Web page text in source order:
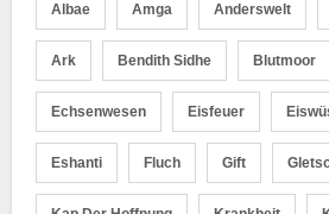
Albae Amga Anderswelt
Ark Bendith Sidhe Blutmoor
Echsenwesen Eisfeuer
Eshanti Fluch Gift